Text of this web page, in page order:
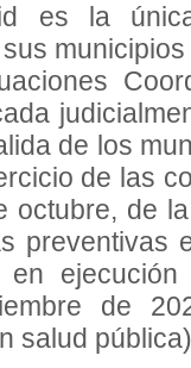
es la
de los
de las
octubre, de
preventivas
en
de
salud